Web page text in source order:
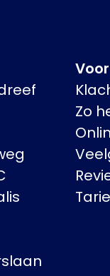
Zo